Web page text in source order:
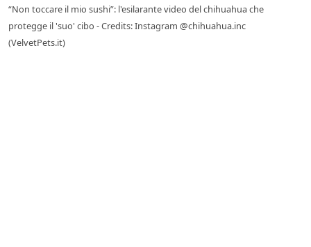
“Non toccare il mio sushi”: l'esilarante video del chihuahua che
protegge il 'suo' cibo - Credits: Instagram @chihuahua.inc
(VelvetPets.it)